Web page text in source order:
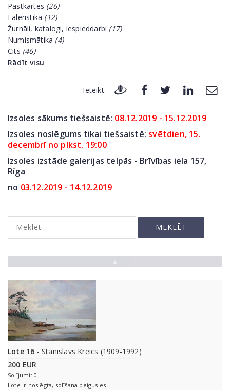
Pastkartes (26)
Faleristika (12)
Žurnāli, katalogi, iespieddarbi (17)
Numismātika (4)
Cits (46)
Rādīt visu
Ieteikt:
Izsoles sākums tiešsaistē: 08.12.2019 - 15.12.2019
Izsoles noslēgums tikai tiešsaistē: svētdien, 15.
decembrī no plkst. 19:00
Izsoles izstāde galerijas telpās - Brīvības iela 157,
Rīga
no 03.12.2019 - 14.12.2019
Lote 16 - Stanislavs Kreics (1909-1992)
200 EUR
Solījumi: 0
Lote ir noslēgta, solīšana beigusies